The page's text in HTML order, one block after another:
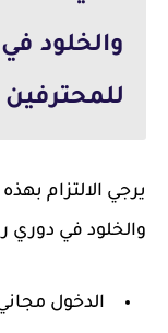
والخلود
للمحترفين 2024-25:
يرجي الالتزام
والخلود في دوري
الدخول